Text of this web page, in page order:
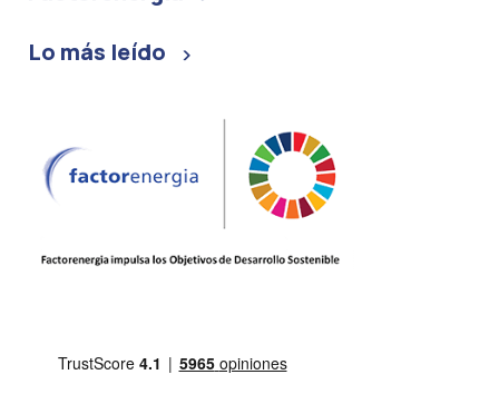
Lo más leído